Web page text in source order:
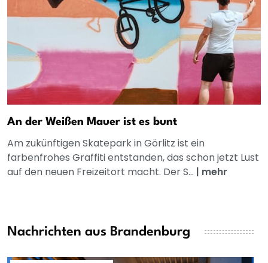
An der Weißen Mauer ist es bunt
Am zukünftigen Skatepark in Görlitz ist ein
farbenfrohes Graffiti entstanden, das schon jetzt Lust
auf den neuen Freizeitort macht. Der S... | mehr
Nachrichten aus Brandenburg